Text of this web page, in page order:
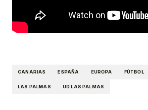
CANARIAS ESPAÑA EUROPA FÚTBOL
LAS PALMAS UD LAS PALMAS